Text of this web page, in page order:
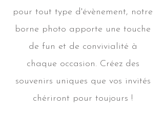
pour tout type d'évènement, notre
borne photo apporte une touche
de fun et de convivialité à
chaque occasion. Créez des
souvenirs uniques que vos invités
chériront pour toujours !